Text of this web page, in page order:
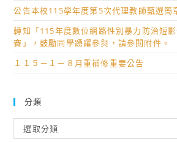
公告本校115學年度第5次代理教師甄選簡
轉知「115年度數位網路性別暴力防治短
賽」，鼓勵同學踴躍參與，請參閱附件。
１１５－１－８月重補修重要公告
分類
類
選取分類